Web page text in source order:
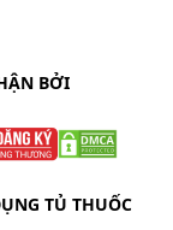
BỞI
TỦ THUỐC